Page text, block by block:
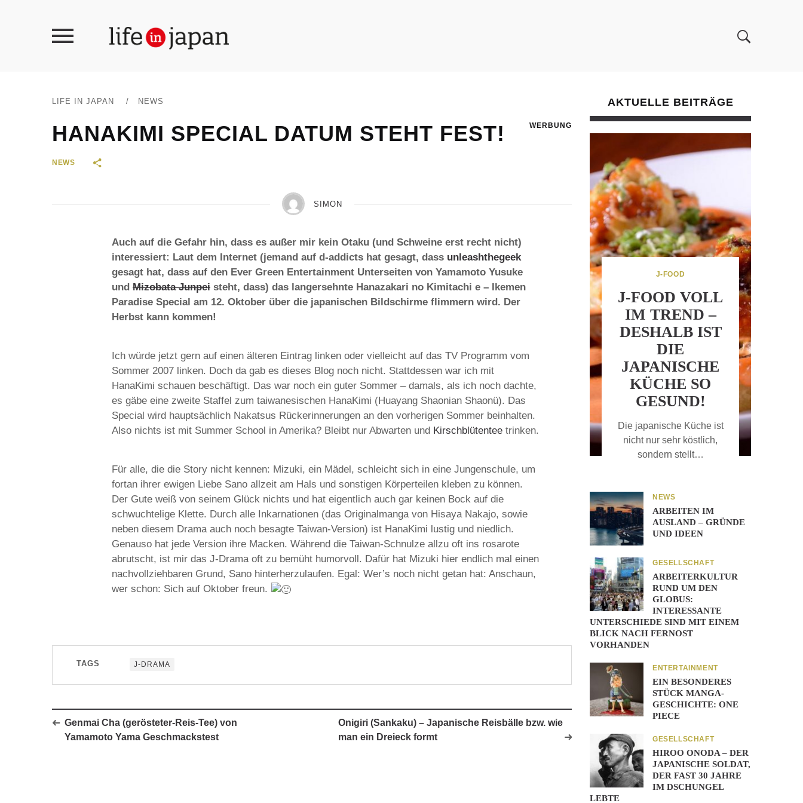
LIFE IN JAPAN / NEWS
HANAKIMI SPECIAL DATUM STEHT FEST! WERBUNG
NEWS
SIMON
Auch auf die Gefahr hin, dass es außer mir kein Otaku (und Schweine erst recht nicht)
interessiert: Laut dem Internet (jemand auf d-addicts hat gesagt, dass unleashthegeek
gesagt hat, dass auf den Ever Green Entertainment Unterseiten von Yamamoto Yusuke
und Mizobata Junpei steht, dass) das langersehnte Hanazakari no Kimitachi e – Ikemen
Paradise Special am 12. Oktober über die japanischen Bildschirme flimmern wird. Der
Herbst kann kommen!
Ich würde jetzt gern auf einen älteren Eintrag linken oder vielleicht auf das TV Programm vom
Sommer 2007 linken. Doch da gab es dieses Blog noch nicht. Stattdessen war ich mit
HanaKimi schauen beschäftigt. Das war noch ein guter Sommer – damals, als ich noch dachte,
es gäbe eine zweite Staffel zum taiwanesischen HanaKimi (Huayang Shaonian Shaonü). Das
Special wird hauptsächlich Nakatsus Rückerinnerungen an den vorherigen Sommer beinhalten.
Also nichts ist mit Summer School in Amerika? Bleibt nur Abwarten und Kirschblütentee trinken.
Für alle, die die Story nicht kennen: Mizuki, ein Mädel, schleicht sich in eine Jungenschule, um
fortan ihrer ewigen Liebe Sano allzeit am Hals und sonstigen Körperteilen kleben zu können.
Der Gute weiß von seinem Glück nichts und hat eigentlich auch gar keinen Bock auf die
schwuchtelige Klette. Durch alle Inkarnationen (das Originalmanga von Hisaya Nakajo, sowie
neben diesem Drama auch noch besagte Taiwan-Version) ist HanaKimi lustig und niedlich.
Genauso hat jede Version ihre Macken. Während die Taiwan-Schnulze allzu oft ins rosarote
abrutscht, ist mir das J-Drama oft zu bemüht humorvoll. Dafür hat Mizuki hier endlich mal einen
nachvollziehbaren Grund, Sano hinterherzulaufen. Egal: Wer’s noch nicht getan hat: Anschaun,
wer schon: Sich auf Oktober freun.
TAGS J-DRAMA
Genmai Cha (gerösteter-Reis-Tee) von
Yamamoto Yama Geschmackstest
Onigiri (Sankaku) – Japanische Reisbälle bzw. wie
man ein Dreieck formt
AKTUELLE BEITRÄGE
J-FOOD
J-FOOD VOLL
IM TREND –
DESHALB IST
DIE
JAPANISCHE
KÜCHE SO
GESUND!
Die japanische Küche ist
nicht nur sehr köstlich,
sondern stellt…
NEWS
ARBEITEN IM
AUSLAND – GRÜNDE
UND IDEEN
GESELLSCHAFT
ARBEITERKULTUR
RUND UM DEN
GLOBUS:
INTERESSANTE
UNTERSCHIEDE SIND MIT EINEM
BLICK NACH FERNOST
VORHANDEN
ENTERTAINMENT
EIN BESONDERES
STÜCK MANGA-
GESCHICHTE: ONE
PIECE
GESELLSCHAFT
HIROO ONODA – DER
JAPANISCHE SOLDAT,
DER FAST 30 JAHRE
IM DSCHUNGEL
LEBTE